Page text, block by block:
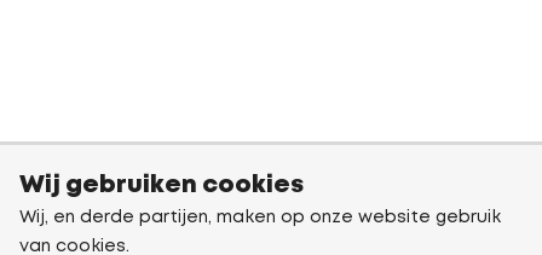
Wij gebruiken cookies
Wij, en derde partijen, maken op onze website gebruik
van cookies.